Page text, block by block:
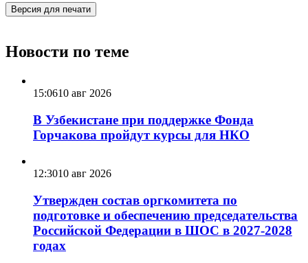
Версия для печати
Новости по теме
15:0610 авг 2026
В Узбекистане при поддержке Фонда
Горчакова пройдут курсы для НКО
12:3010 авг 2026
Утвержден состав оргкомитета по
подготовке и обеспечению председательства
Российской Федерации в ШОС в 2027-2028
годах